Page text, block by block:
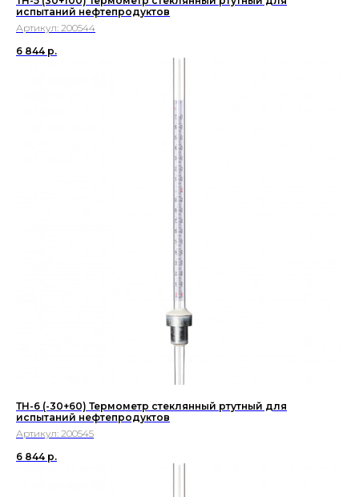
испытаний нефтепродуктов
Артикул: 200544
6 844 р.
ТН-6 (-30+60) Термометр стеклянный ртутный для
испытаний нефтепродуктов
Артикул: 200545
6 844 р.